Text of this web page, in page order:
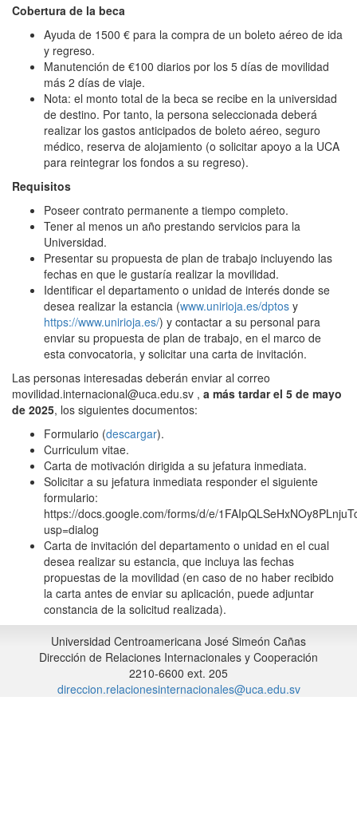
Cobertura de la beca
Ayuda de 1500 € para la compra de un boleto aéreo de ida
y regreso.
Manutención de €100 diarios por los 5 días de movilidad
más 2 días de viaje.
Nota: el monto total de la beca se recibe en la universidad
de destino. Por tanto, la persona seleccionada deberá
realizar los gastos anticipados de boleto aéreo, seguro
médico, reserva de alojamiento (o solicitar apoyo a la UCA
para reintegrar los fondos a su regreso).
Requisitos
Poseer contrato permanente a tiempo completo.
Tener al menos un año prestando servicios para la
Universidad.
Presentar su propuesta de plan de trabajo incluyendo las
fechas en que le gustaría realizar la movilidad.
Identificar el departamento o unidad de interés donde se
desea realizar la estancia (www.unirioja.es/dptos y
https://www.unirioja.es/) y contactar a su personal para
enviar su propuesta de plan de trabajo, en el marco de
esta convocatoria, y solicitar una carta de invitación.
Las personas interesadas deberán enviar al correo
movilidad.internacional@uca.edu.sv , a más tardar el 5 de mayo
de 2025, los siguientes documentos:
Formulario (descargar).
Curriculum vitae.
Carta de motivación dirigida a su jefatura inmediata.
Solicitar a su jefatura inmediata responder el siguiente
formulario:
https://docs.google.com/forms/d/e/
usp=dialog
Carta de invitación del departamento o unidad en el cual
desea realizar su estancia, que incluya las fechas
propuestas de la movilidad (en caso de no haber recibido
la carta antes de enviar su aplicación, puede adjuntar
constancia de la solicitud realizada).
Universidad Centroamericana José Simeón Cañas
Dirección de Relaciones Internacionales y Cooperación
2210-6600 ext. 205
direccion.relacionesinternacionales@uca.edu.sv